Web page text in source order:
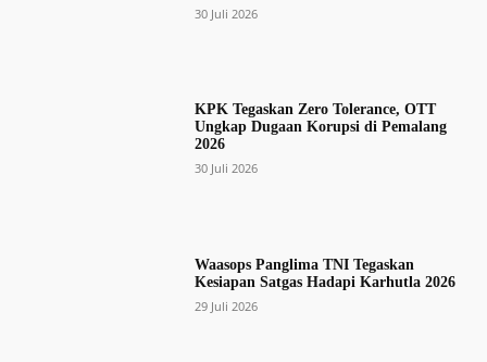
30 Juli 2026
KPK Tegaskan Zero Tolerance, OTT
Ungkap Dugaan Korupsi di Pemalang
2026
30 Juli 2026
Waasops Panglima TNI Tegaskan
Kesiapan Satgas Hadapi Karhutla 2026
29 Juli 2026